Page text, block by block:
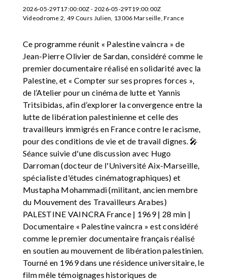
2026-05-29T17:00:00Z - 2026-05-29T19:00:00Z
Videodrome 2, 49 Cours Julien, 13006 Marseille, France
Ce programme réunit « Palestine vaincra » de
Jean-Pierre Olivier de Sardan, considéré comme le
premier documentaire réalisé en solidarité avec la
Palestine, et « Compter sur ses propres forces »,
de l’Atelier pour un cinéma de lutte et Yannis
Tritsibidas, afin d’explorer la convergence entre la
lutte de libération palestinienne et celle des
travailleurs immigrés en France contre le racisme,
pour des conditions de vie et de travail dignes. 🎤
Séance suivie d'une discussion avec Hugo
Darroman (docteur de l'Université Aix-Marseille,
spécialiste d'études cinématographiques) et
Mustapha Mohammadi (militant, ancien membre
du Mouvement des Travailleurs Arabes)
PALESTINE VAINCRA France | 1969 | 28 min |
Documentaire « Palestine vaincra » est considéré
comme le premier documentaire français réalisé
en soutien au mouvement de libération palestinien.
Tourné en 1969 dans une résidence universitaire, le
film mêle témoignages historiques de